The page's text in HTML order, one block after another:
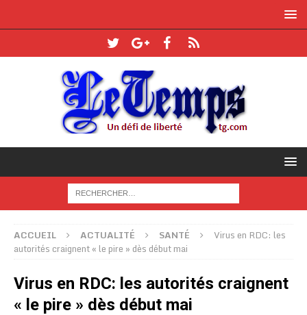
ACCUEIL ACTUALITÉ SANTÉ
Virus en RDC: les
autorités craignent « le pire » dès début mai
Virus en RDC: les autorités craignent
« le pire » dès début mai